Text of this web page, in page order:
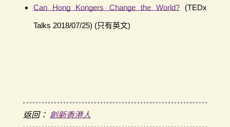
Can Hong Kongers Change the World?(TEDx
Talks 2018/07/25) (只有英文)
返回： 創新香港人